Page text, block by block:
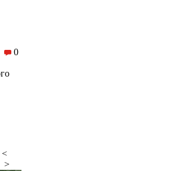
0
<
>